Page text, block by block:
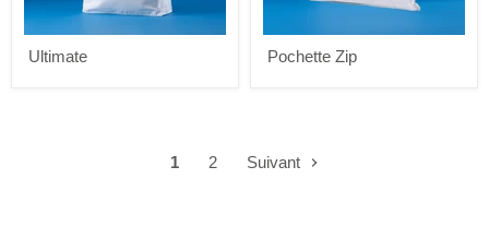
Ultimate Pochette Zip
1 2 Suivant